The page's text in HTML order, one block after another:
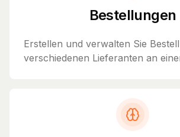
Bestellungen
Erstellen und verwalten Sie
verschiedenen Lieferanten an